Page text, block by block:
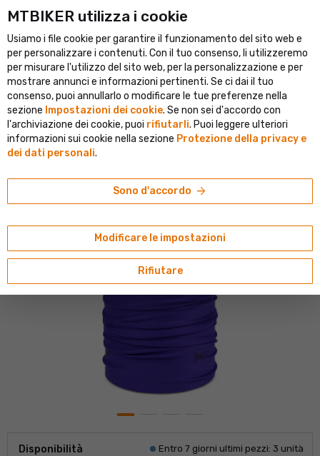
portale ciclistico dell'Europa centrale
person menu
Ricerca search
Cappelli, berretti, fasce e sciarpe multifunzionalinavigate_nextSciarpe multifunzionali
BUFF
ultramarine
Disponibilità Entro 7 giorni ultimi pezzi: 3 unità
MTBIKER utilizza i cookie
Usiamo i file cookie per garantire il funzionamento del sito web e
per personalizzare i contenuti. Con il tuo consenso, li utilizzeremo
per misurare l'utilizzo del sito web, per la personalizzazione e per
mostrare annunci e informazioni pertinenti. Se ci dai il tuo
consenso, puoi annullarlo o modificare le tue preferenze nella
sezione Impostazioni dei cookie. Se non sei d'accordo con
l'archiviazione dei cookie, puoi rifiutarli. Puoi leggere ulteriori
informazioni sui cookie nella sezione Protezione della privacy e
dei dati personali.
Modificare le impostazioni
Rifiutare
Sono d'accordo arrow_forward